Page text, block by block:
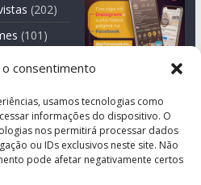
consentimento
usamos tecnologias como
informações do dispositivo. O
nos permitirá processar dados
ou IDs exclusivos neste site. Não
pode afetar negativamente certos
(202)
(101)